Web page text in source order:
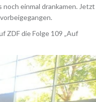
einmal drankamen. Jetzt
ZDF die Folge 109 „Auf